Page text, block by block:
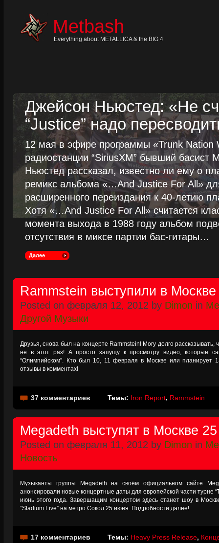
Metbash
Everything about METALLICA & the BIG 4
Джейсон Ньюстед: «Не
“Justice” надо
12 мая в эфире программы «Trunk Nation
радиостанции “SiriusXM” бывший басист
Ньюстед рассказал, известно ли ему о
ремикс альбома «…And Justice For All»
расширенного переиздания к 40-летию
Хотя «…And Justice For All» считается
момента выхода в 1988 году альбом
отсутствия в миксе партии бас-гитары…
Далее
Rammstein выступили в
Posted on февраля 12, 2012 by Dimon in
Другой Музыки
Друзья, снова был на концерте Rammstein! Могу долго
не в этот раз! А просто запущу к просмотру видео, которые
“Олимпийском”. Кто был 10, 11 февраля в Москве или планирует
отзывы в комментах!
37 комментариев Темы: Iron Report, Rammstein
Megadeth выступят в Москве
Posted on февраля 11, 2012 by Dimon in
Новость
Музыканты группы Megadeth на своём официальном сайте
анонсировали новые концертные даты для европейской части турне “
июнь этого года. Завершащим концертом здесь станет шоу в
“Stadium Live” на метро Сокол 25 июня. Подробности далее!
17 комментариев Темы: Heavy Press Release,